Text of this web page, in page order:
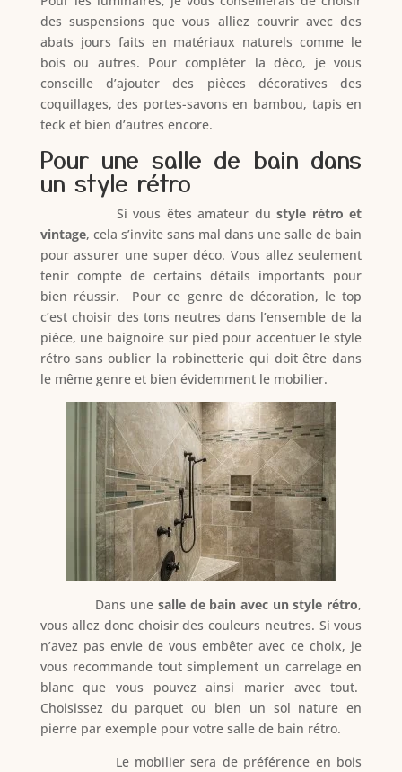
des suspensions que vous alliez couvrir avec des
abats jours faits en matériaux naturels comme le
bois ou autres. Pour compléter la déco, je vous
conseille d’ajouter des pièces décoratives des
coquillages, des portes-savons en bambou, tapis en
teck et bien d’autres encore.
Pour une salle de bain dans
un style rétro
Si vous êtes amateur dustyle rétro et
vintage, cela s’invite sans mal dans une salle de bain
pour assurer une super déco. Vous allez seulement
tenir compte de certains détails importants pour
bien réussir. Pour ce genre de décoration, le top
c’est choisir des tons neutres dans l’ensemble de la
pièce, une baignoire sur pied pour accentuer le style
rétro sans oublier la robinetterie qui doit être dans
le même genre et bien évidemment le mobilier.
Dans une salle de bain avec un style rétro,
vous allez donc choisir des couleurs neutres. Si vous
n’avez pas envie de vous embêter avec ce choix, je
vous recommande tout simplement un carrelage en
blanc que vous pouvez ainsi marier avec tout.
Choisissez du parquet ou bien un sol nature en
pierre par exemple pour votre salle de bain rétro.
Le mobilier sera de préférence en bois